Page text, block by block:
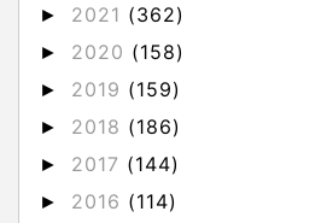
► 2021 (362)
► 2020 (158)
► 2019 (159)
► 2018 (186)
► 2017 (144)
► 2016 (114)